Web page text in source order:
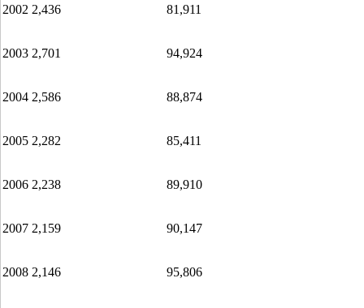
2002 2,436 81,911
2003 2,701 94,924
2004 2,586 88,874
2005 2,282 85,411
2006 2,238 89,910
2007 2,159 90,147
2008 2,146 95,806